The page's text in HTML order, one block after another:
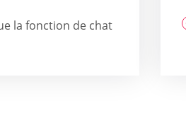
la fonction de chat